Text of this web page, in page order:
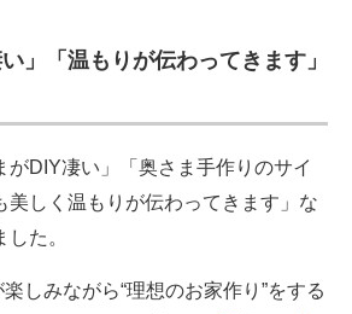
」「温もりが伝わってきます」
DIY凄い」「奥さま手作りのサイ
美しく温もりが伝わってきます」な
た。
しみながら“理想のお家作り”をする